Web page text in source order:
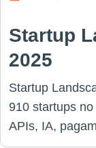
Startup
2025
Startup
910 startups
APIs, IA,